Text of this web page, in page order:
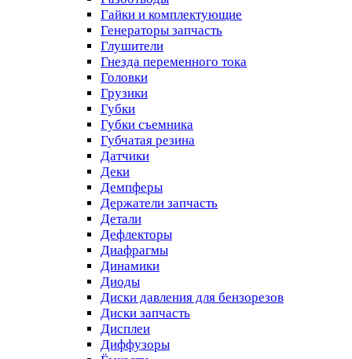
Гайки и комплектующие
Генераторы запчасть
Глушители
Гнезда переменного тока
Головки
Грузики
Губки
Губки съемника
Губчатая резина
Датчики
Деки
Демпферы
Держатели запчасть
Детали
Дефлекторы
Диафрагмы
Динамики
Диоды
Диски давления для бензорезов
Диски запчасть
Дисплеи
Диффузоры